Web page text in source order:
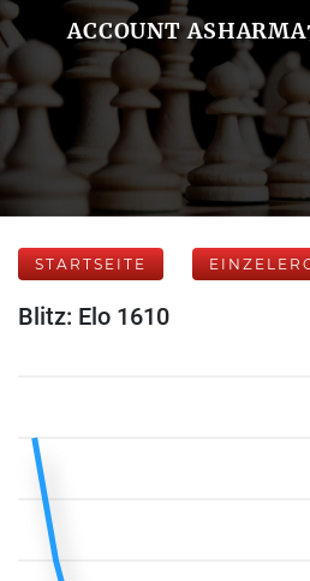
ACCOUNT
STARTSEITE
Blitz: Elo 1610